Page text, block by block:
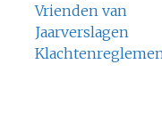
Vrienden van
Jaarverslagen